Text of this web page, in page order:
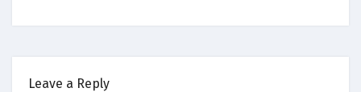
Leave a Reply